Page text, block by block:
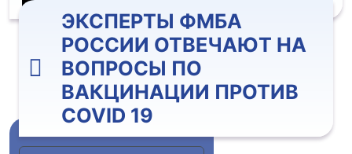
ЭКСПЕРТЫ ФМБА
РОССИИ ОТВЕЧАЮТ НА
ВОПРОСЫ ПО
ВАКЦИНАЦИИ ПРОТИВ
COVID 19